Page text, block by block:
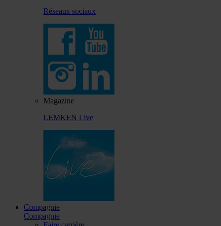
Réseaux sociaux
Magazine
LEMKEN Live
Compagnie
Compagnie